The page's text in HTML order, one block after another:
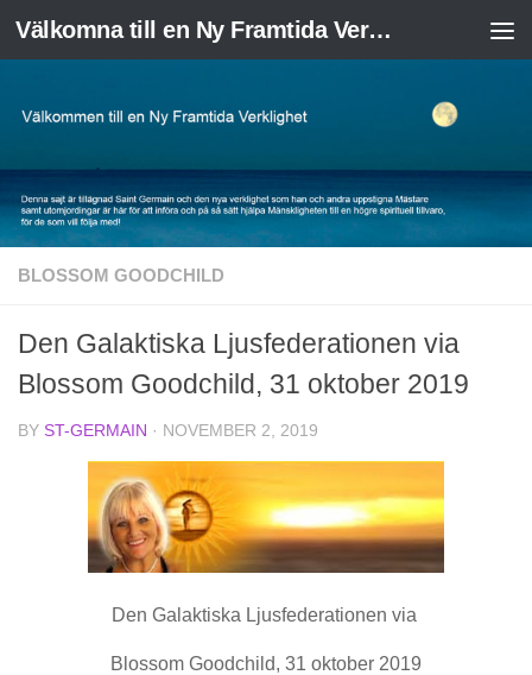
Skip to content Välkomna till en Ny Framtida Verklighet
BLOSSOM GOODCHILD
Den Galaktiska Ljusfederationen via
Blossom Goodchild, 31 oktober 2019
BY ST-GERMAIN · NOVEMBER 2, 2019
Den Galaktiska Ljusfederationen via
Blossom Goodchild, 31 oktober 2019